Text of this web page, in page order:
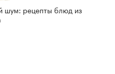
шум: рецепты блюд из